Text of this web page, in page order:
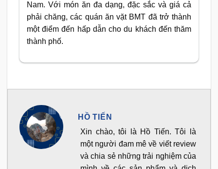
Nam. Với món ăn đa dạng, đặc sắc và giá cả
phải chăng, các quán ăn vặt BMT đã trở thành
một điểm đến hấp dẫn cho du khách đến thăm
thành phố.
HỒ TIẾN
Xin chào, tôi là Hồ Tiến. Tôi là
một người đam mê về viết review
và chia sẻ những trải nghiệm của